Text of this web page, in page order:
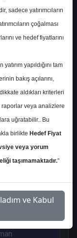
114,20 ₺
96,48 ₺
%43.14
1
Nötr
3
sadece yatırımcıların
çoğalması
ve hedef fiyatlarını
yapıldığını tam
bakış açılarını,
aldıkları kriterleri
veya analizlere
uğratabilir.. Bu
birlikte Hedef Fiyat
veya yorum
taşımamaktadır."
ve Kabul